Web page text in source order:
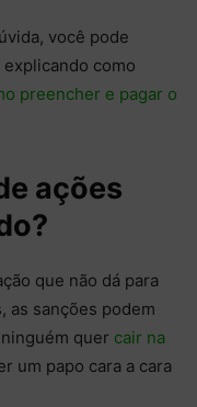
você pode
como
preencher e pagar o
ações
que não dá para
as sanções podem
quer cair na
um papo cara a cara